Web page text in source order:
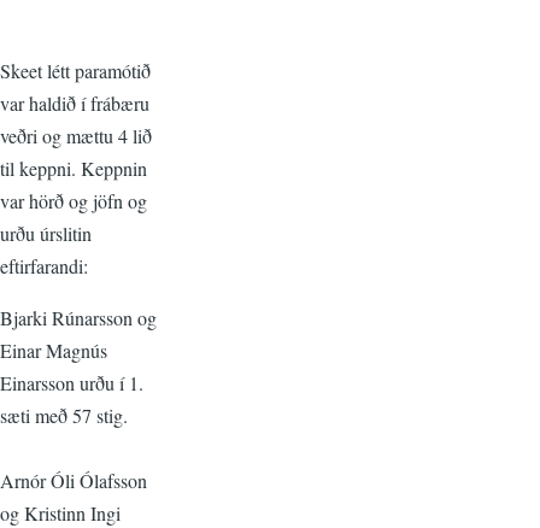
Skeet létt paramótið
var haldið í frábæru
veðri og mættu 4 lið
til keppni. Keppnin
var hörð og jöfn og
urðu úrslitin
eftirfarandi:
Bjarki Rúnarsson og
Einar Magnús
Einarsson urðu í 1.
sæti með 57 stig.
Arnór Óli Ólafsson
og Kristinn Ingi